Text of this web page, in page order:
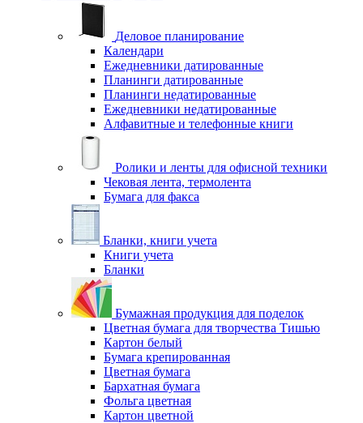
Деловое планирование
Календари
Ежедневники датированные
Планинги датированные
Планинги недатированные
Ежедневники недатированные
Алфавитные и телефонные книги
Ролики и ленты для офисной техники
Чековая лента, термолента
Бумага для факса
Бланки, книги учета
Книги учета
Бланки
Бумажная продукция для поделок
Цветная бумага для творчества Тишью
Картон белый
Бумага крепированная
Цветная бумага
Бархатная бумага
Фольга цветная
Картон цветной